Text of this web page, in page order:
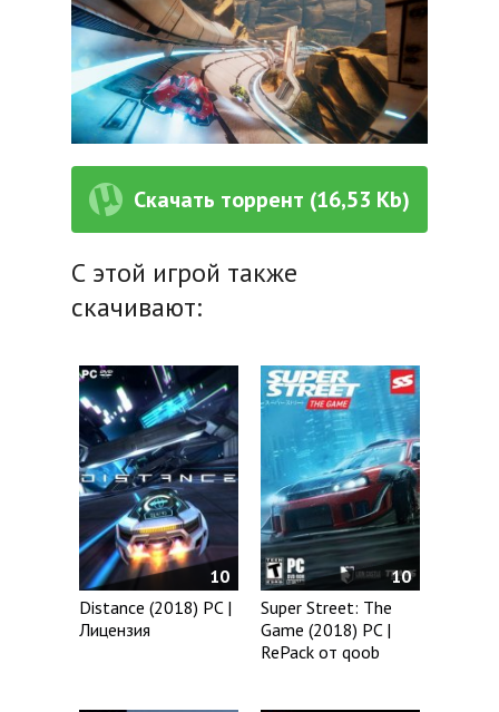
Скачать торрент (16,53 Kb)
С этой игрой также
скачивают:
10
Distance (2018) PC |
Лицензия
10
Super Street: The
Game (2018) PC |
RePack от qoob